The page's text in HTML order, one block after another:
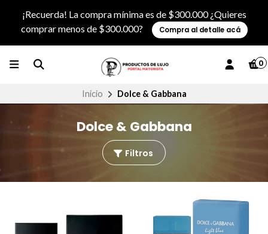
¡Recuerda! La compra mínima es de $300.000 ¿Quieres
comprar menos de $300.000?
Compra al detalle acá
0
Inicio Dolce & Gabbana
Dolce & Gabbana
Filtros